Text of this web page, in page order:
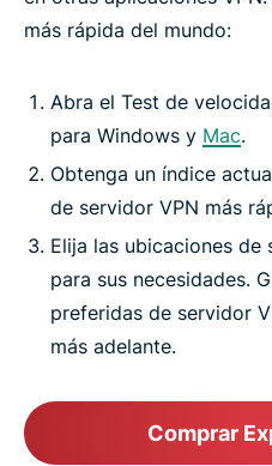
más rápida del mundo:
Abra el Test de
para Windows y Mac.
Obtenga un índice
de servidor VPN más
Elija las ubicaciones de
para sus necesidades.
preferidas de servidor
más adelante.
Comprar